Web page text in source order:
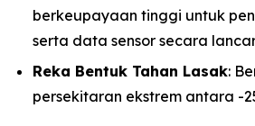
berkeupayaan tinggi untuk
serta data sensor secara
Reka Bentuk Tahan Lasak:
persekitaran ekstrem antara -